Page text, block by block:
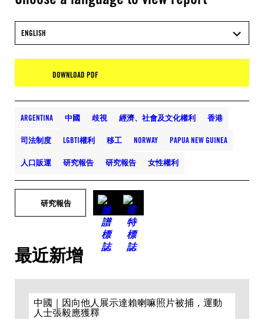
ENGLISH
DOWNLOAD PDF
ARGENTINA 中國 歧視 經濟、社會及文化權利 香港
司法制度 LGBTI權利 移工 NORWAY PAPUA NEW GUINEA
人口販運 研究報告 研究報告 女性權利
研究報告
最近新增
中國｜因向他人展示達賴喇嘛照片被捕，運動
人士張毅應獲釋